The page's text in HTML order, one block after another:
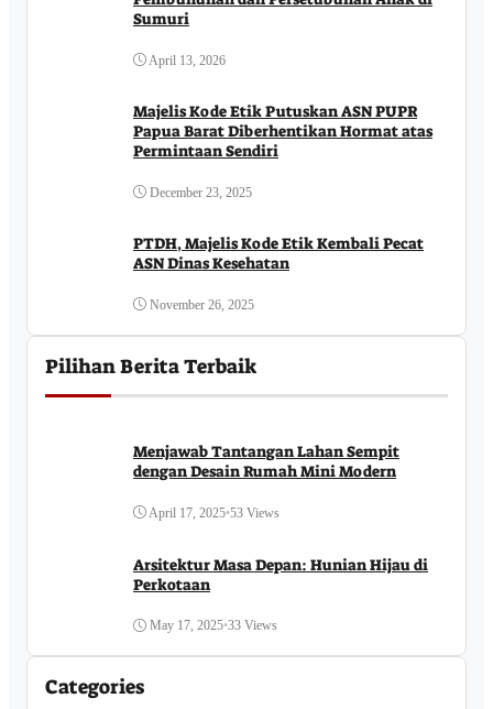
Sumuri
April 13, 2026
Majelis Kode Etik Putuskan ASN PUPR
Papua Barat Diberhentikan Hormat atas
Permintaan Sendiri
December 23, 2025
PTDH, Majelis Kode Etik Kembali Pecat
ASN Dinas Kesehatan
November 26, 2025
Pilihan Berita Terbaik
Menjawab Tantangan Lahan Sempit
dengan Desain Rumah Mini Modern
April 17, 2025•53 Views
Arsitektur Masa Depan: Hunian Hijau di
Perkotaan
May 17, 2025•33 Views
Categories